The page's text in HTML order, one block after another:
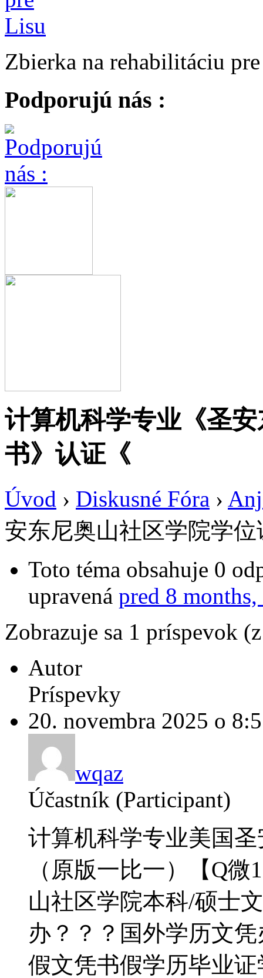
Zbierka na rehabilitáciu
Podporujú nás :
计算机科学专业《圣
书》认证《
Úvod › Diskusné Fóra ›
安东尼奥山社区学院学
Toto téma obsahuje 0
upravená pred 8 months,
Zobrazuje sa 1 príspevok
Autor
Príspevky
20. novembra 2025 o
wqaz
Účastník (Participant)
计算机科学专业美国
（原版一比一）【Q
山社区学院本科/硕士
办？？？国外学历文
假文凭书假学历毕业